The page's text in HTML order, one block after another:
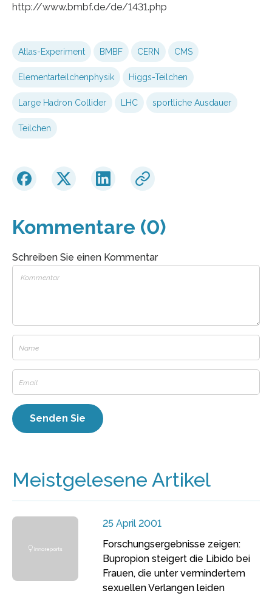
http://www.bmbf.de/de/1431.php
Atlas-Experiment BMBF CERN CMS
Elementarteilchenphysik Higgs-Teilchen
Large Hadron Collider LHC sportliche Ausdauer
Teilchen
Kommentare (0)
Schreiben Sie einen Kommentar
Meistgelesene Artikel
25 April 2001
Forschungsergebnisse zeigen:
Bupropion steigert die Libido bei
Frauen, die unter vermindertem
sexuellen Verlangen leiden